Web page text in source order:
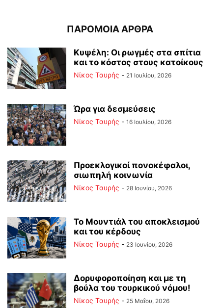
ΠΑΡΟΜΟΙΑ ΑΡΘΡΑ
Κυψέλη: Οι ρωγμές στα σπίτια
και το κόστος στους κατοίκους
Νίκος Ταυρής - 21 Ιουλίου, 2026
Ώρα για δεσμεύσεις
Νίκος Ταυρής - 16 Ιουλίου, 2026
Προεκλογικοί πονοκέφαλοι,
σιωπηλή κοινωνία
Νίκος Ταυρής - 28 Ιουνίου, 2026
Το Μουντιάλ του αποκλεισμού
και του κέρδους
Νίκος Ταυρής - 23 Ιουνίου, 2026
Δορυφοροποίηση και με τη
βούλα του τουρκικού νόμου!
Νίκος Ταυρής - 25 Μαΐου, 2026